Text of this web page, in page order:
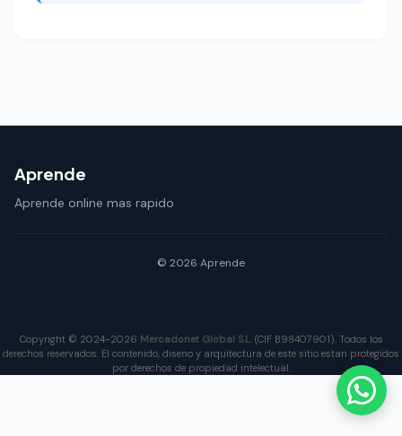
Aprende
Aprende online mas rapido
© 2026 Aprende
Copyright © 2024-2026 Mercadonet Global S.L. (CIF B98407901). Todos los
derechos reservados. El contenido, diseno y arquitectura de este sitio estan protegidos
por derechos de propiedad intelectual.